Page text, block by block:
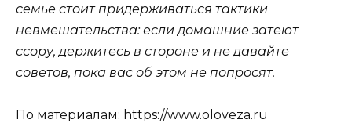
семье стоит придерживаться тактики
невмешательства: если домашние затеют
ссору, держитесь в стороне и не давайте
советов, пока вас об этом не попросят.
По материалам: https://www.oloveza.ru